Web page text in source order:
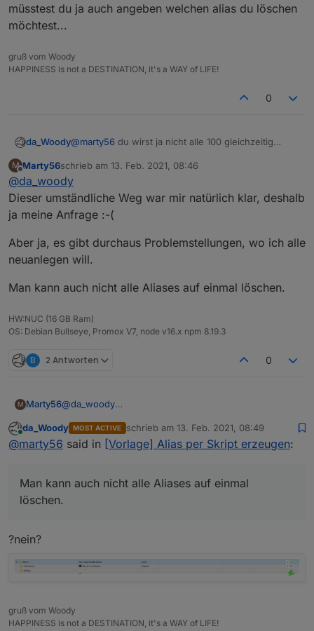
müsstest du ja auch angeben welchen alias du löschen
möchtest...
gruß vom Woody
HAPPINESS is not a DESTINATION, it's a WAY of LIFE!
0
da_Woody@marty56 du wirst ja nicht alle 100 gleichzeitig
es aus dem objektbaum und leg es neu an. das
kann man auch mit 5, oder 10 machen. wo ist da das
problem? im script müsstest du ja auch angeben
welchen alias du löschen möchtest...
M
Offline
Marty56schrieb am 13. Feb. 2021, 08:46
zuletzt editiert von
@da_woody
Dieser umständliche Weg war mir natürlich klar, deshalb
ja meine Anfrage :-(
Aber ja, es gibt durchaus Problemstellungen, wo ich alle
neuanlegen will.
Man kann auch nicht alle Aliases auf einmal löschen.
HW:NUC (16 GB Ram)
OS: Debian Bullseye, Promox V7, node v16.x npm 8.19.3
B 2 Antworten 0
M Marty56@da_woody
deshalb ja meine Anfrage :-(
Aber ja, es gibt durchaus Problemstellungen, wo ich
alle neuanlegen will.
Online
da_Woody MOST ACTIVE schrieb am 13. Feb. 2021, 08:49
zuletzt editiert von
@marty56 said in [Vorlage] Alias per Skript erzeugen:
Man kann auch nicht alle Aliases auf einmal
löschen.
?nein?
gruß vom Woody
HAPPINESS is not a DESTINATION, it's a WAY of LIFE!